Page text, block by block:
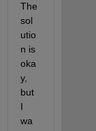
The
sol
utio
n is
oka
y,
but
I
wa